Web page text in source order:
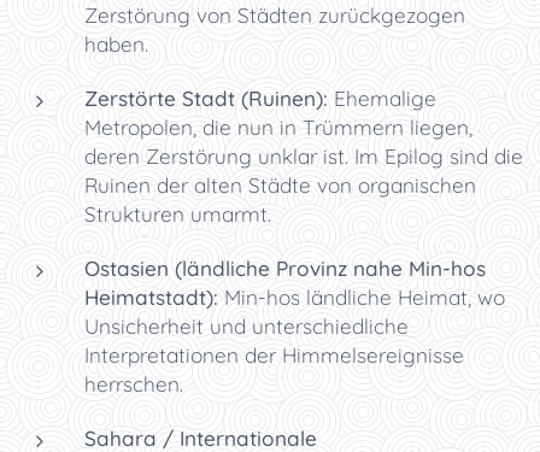
Zerstörung von Städten zurückgezogen
haben.
Zerstörte Stadt (Ruinen): Ehemalige
Metropolen, die nun in Trümmern liegen,
deren Zerstörung unklar ist. Im Epilog sind die
Ruinen der alten Städte von organischen
Strukturen umarmt.
Ostasien (ländliche Provinz nahe Min-hos
Heimatstadt): Min-hos ländliche Heimat, wo
Unsicherheit und unterschiedliche
Interpretationen der Himmelsereignisse
herrschen.
Sahara / Internationale